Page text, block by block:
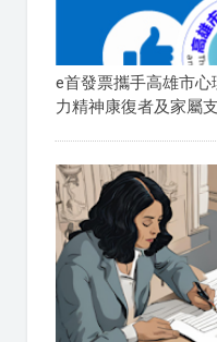
e首發票攜手高雄市
力精神康復者及家屬